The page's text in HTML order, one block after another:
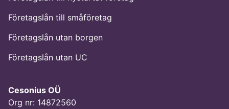
Företagslån till småföretag
Företagslån utan borgen
Företagslån utan UC
Cesonius OÜ
Org nr: 14872560